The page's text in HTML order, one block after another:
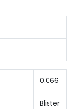
0.066
Blister